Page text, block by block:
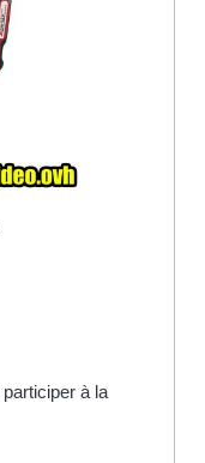
participer à la